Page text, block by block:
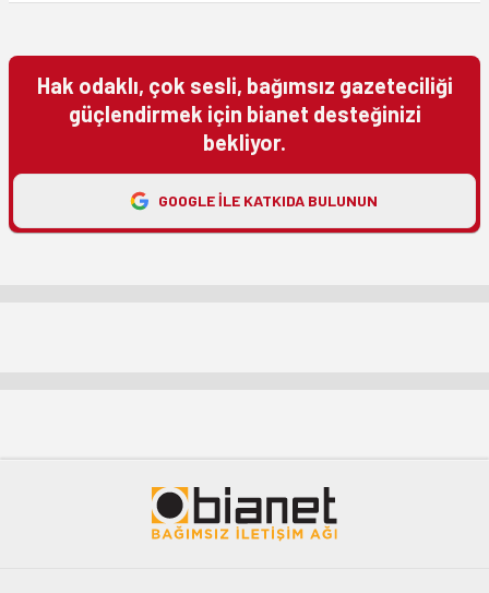
Hak odaklı, çok sesli, bağımsız gazeteciliği
güçlendirmek için bianet desteğinizi
bekliyor.
GOOGLE ILE KATKIDA BULUNUN